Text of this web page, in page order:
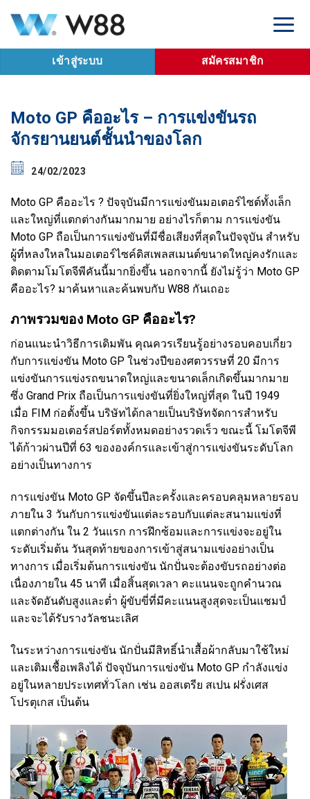
เข้าสู่ระบบ สมัครสมาชิก
เข้าสู่ระบบ
Moto GP คืออะไร – การแข่งขันรถ
จักรยานยนต์ชั้นนำของโลก
24/02/2023
Moto GP คืออะไร ? ปัจจุบันมีการแข่งขันมอเตอร์ไซต์ทั้งเล็ก
และใหญ่ที่แตกต่างกันมากมาย อย่างไรก็ตาม การแข่งขัน
Moto GP ถือเป็นการแข่งขันที่มีชื่อเสียงที่สุดในปัจจุบัน สำหรับ
ผู้ที่หลงใหลในมอเตอร์ไซค์ดิสเพลสเมนต์ขนาดใหญ่คงรักและ
ติดตามโมโตจีพีคันนี้มากยิ่งขึ้น นอกจากนี้ ยังไม่รู้ว่า Moto GP
คืออะไร? มาค้นหาและค้นพบกับ W88 กันเถอะ
ภาพรวมของ Moto GP คืออะไร?
ก่อนแนะนำวิธีการเดิมพัน คุณควรเรียนรู้อย่างรอบคอบเกี่ยว
กับการแข่งขัน Moto GP ในช่วงปีของศตวรรษที่ 20 มีการ
แข่งขันการแข่งรถขนาดใหญ่และขนาดเล็กเกิดขึ้นมากมาย
ซึ่ง Grand Prix ถือเป็นการแข่งขันที่ยิ่งใหญ่ที่สุด ในปี 1949
เมื่อ FIM ก่อตั้งขึ้น บริษัทได้กลายเป็นบริษัทจัดการสำหรับ
กิจกรรมมอเตอร์สปอร์ตทั้งหมดอย่างรวดเร็ว ขณะนี้ โมโตจีพี
ได้ก้าวผ่านปีที่ 63 ขององค์กรและเข้าสู่การแข่งขันระดับโลก
อย่างเป็นทางการ
การแข่งขัน Moto GP จัดขึ้นปีละครั้งและครอบคลุมหลายรอบ
ภายใน 3 วันกับการแข่งขันแต่ละรอบกับแต่ละสนามแข่งที่
แตกต่างกัน ใน 2 วันแรก การฝึกซ้อมและการแข่งจะอยู่ใน
ระดับเริ่มต้น วันสุดท้ายของการเข้าสู่สนามแข่งอย่างเป็น
ทางการ เมื่อเริ่มต้นการแข่งขัน นักปั่นจะต้องขับรถอย่างต่อ
เนื่องภายใน 45 นาที เมื่อสิ้นสุดเวลา คะแนนจะถูกคำนวณ
และจัดอันดับสูงและต่ำ ผู้ขับขี่ที่มีคะแนนสูงสุดจะเป็นแชมป์
และจะได้รับรางวัลชนะเลิศ
ในระหว่างการแข่งขัน นักปั่นมีสิทธิ์นำเสื้อผ้ากลับมาใช้ใหม่
และเติมเชื้อเพลิงได้ ปัจจุบันการแข่งขัน Moto GP กำลังแข่ง
อยู่ในหลายประเทศทั่วโลก เช่น ออสเตรีย สเปน ฝรั่งเศส
โปรตุเกส เป็นต้น